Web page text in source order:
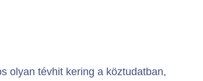
olyan tévhit kering a köztudatban,